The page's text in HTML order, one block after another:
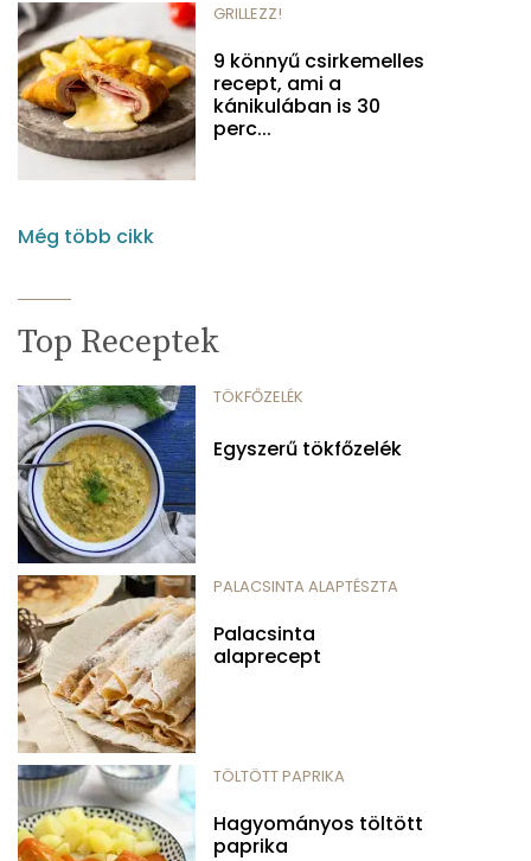
GRILLEZZ!
9 könnyű csirkemelles
recept, ami a
kánikulában is 30
perc...
Még több cikk
Top Receptek
TÖKFŐZELÉK
Egyszerű tökfőzelék
PALACSINTA ALAPTÉSZTA
Palacsinta
alaprecept
TÖLTÖTT PAPRIKA
Hagyományos töltött
paprika